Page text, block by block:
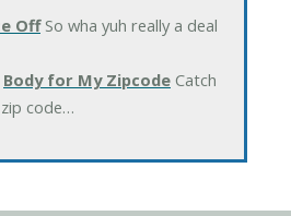
OffSo wha yuh really a deal
Body for My ZipcodeCatch
code…